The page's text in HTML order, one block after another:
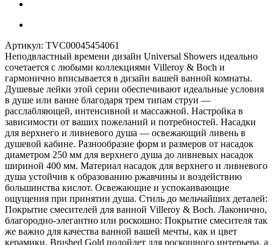
Артикул: TVC00045454061
Неподвластный времени дизайн Universal Showers идеально
сочетается с любыми коллекциями Villeroy & Boch и
гармонично вписывается в дизайн вашей ванной комнаты.
Душевые лейки этой серии обеспечивают идеальные условия
в душе или ванне благодаря трем типам струи —
расслабляющей, интенсивной и массажной. Настройка в
зависимости от ваших пожеланий и потребностей. Насадки
для верхнего и ливневого душа — освежающий ливень в
душевой кабине. Разнообразие форм и размеров от насадок
диаметром 250 мм для верхнего душа до ливневых насадок
шириной 400 мм. Материал насадок для верхнего и ливневого
душа устойчив к образованию ржавчины и воздействию
большинства кислот. Освежающие и успокаивающие
ощущения при принятии душа. Стиль до мельчайших деталей:
Покрытие смесителей для ванной Villeroy & Boch. Лаконично,
благородно-элегантно или роскошно: Покрытие смесителя так
же важно для качества ванной вашей мечты, как и цвет
керамики. Brushed Gold подойдет для роскошного интерьера, а